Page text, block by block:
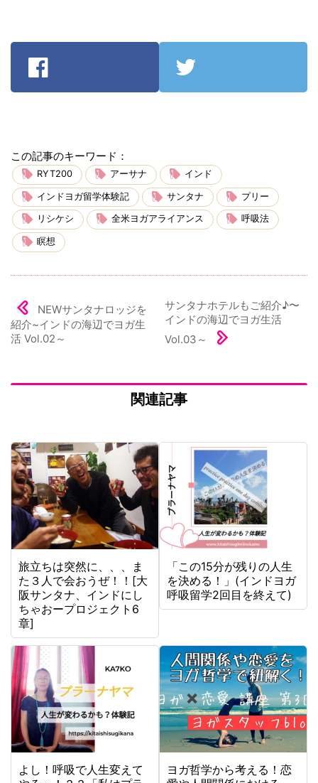
この記事のキーワード：
RYT200 アーサナ インド
インドヨガ留学体験記 サンタナ プリー
リシケシ 全米ヨガアライアンス 呼吸法
瞑想
NEWサンタナロッジを
紹介~インドの海辺でヨガ生
活 Vol.02～
サンタナホテルもご紹介♪〜
インドの海辺でヨガ生活
Vol.03～
関連記事
旅立ちは突然に、、、ま
た３人で会おうぜ！！[大
阪サンタナ、インドにし
ちゃおープロジェクト6
章]
「この15分が残りの人生
を決める！」(インドヨガ
呼吸留学2回目を終えて)
よし！呼吸で人生変えて
ヨガ哲学から考える！恋